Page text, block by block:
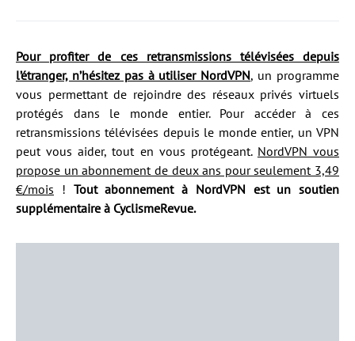
Pour profiter de ces retransmissions télévisées depuis
l’étranger, n’hésitez pas à utiliser NordVPN, un programme
vous permettant de rejoindre des réseaux privés virtuels
protégés dans le monde entier. Pour accéder à ces
retransmissions télévisées depuis le monde entier, un VPN
peut vous aider, tout en vous protégeant. NordVPN vous
propose un abonnement de deux ans pour seulement 3,49
€/mois ! Tout abonnement à NordVPN est un soutien
supplémentaire à CyclismeRevue.